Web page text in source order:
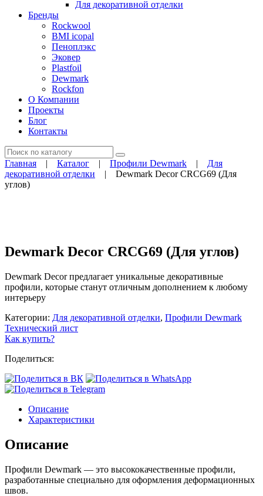
Для декоративной отделки
Бренды
Rockwool
BMI icopal
Пеноплэкс
Эковер
Plastfoil
Dewmark
Rockfon
О Компании
Проекты
Блог
Контакты
Поиск
Главная | Каталог | Профили Dewmark | Для
декоративной отделки | Dewmark Decor CRCG69 (Для
углов)
Dewmark Decor CRCG69 (Для углов)
Dewmark Decor предлагает уникальные декоративные
профили, которые станут отличным дополнением к любому
интерьеру
Категории: Для декоративной отделки, Профили Dewmark
Технический лист
Как купить?
Поделиться:
Описание
Характеристики
Описание
Профили Dewmark — это высококачественные профили,
разработанные специально для оформления деформационных
швов.